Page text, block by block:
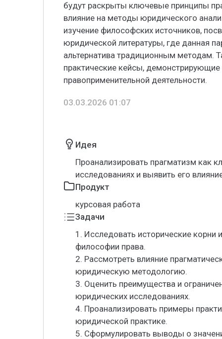
будут раскрыты ключевые принципы
влияние на методы юридического
изучение философских источников,
юридической литературы, где данная
альтернатива традиционным методам.
практические кейсы,
правоприменительной деятельности.
03.03.2026 01:07
Идея
Проанализировать прагматизм как
исследованиях и выявить его
Продукт
курсовая работа
Задачи
1. Исследовать исторические корни
философии права.
2. Рассмотреть влияние
юридическую методологию.
3. Оценить преимущества и
юридических исследованиях.
4. Проанализировать примеры
юридической практике.
5. Сформулировать выводы о